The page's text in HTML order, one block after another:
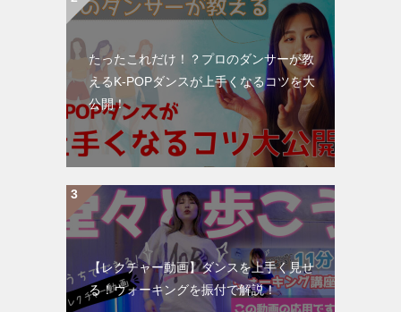
たったこれだけ！？プロのダンサーが教
えるK-POPダンスが上手くなるコツを大
公開！
【レクチャー動画】ダンスを上手く見せ
る！ウォーキングを振付で解説！